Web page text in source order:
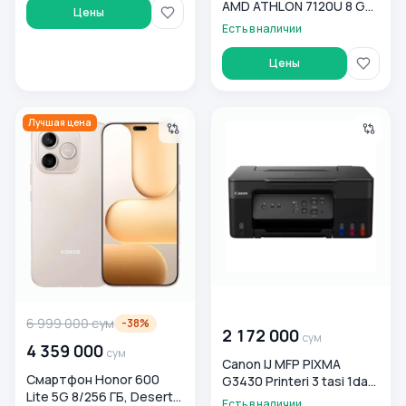
Цены
AMD ATHLON 7120U 8 GB
256 GB 15. FHD SILVER
Есть в наличии
Цены
Смартфон Honor 600 Lite 5G 8/256 ГБ, Desert Gold
Лучшая цена
6 999 000сум -38%
4 359 000 сум
Смартфон Honor 600
Lite 5G 8/256 ГБ, Desert
2 172 000 сум
Canon IJ MFP PIXMA
G3430 Printeri 3 tasi 1da
KFQ